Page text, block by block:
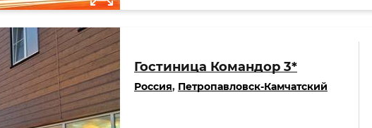
Гостиница Командор 3*
Россия, Петропавловск-Камчатский